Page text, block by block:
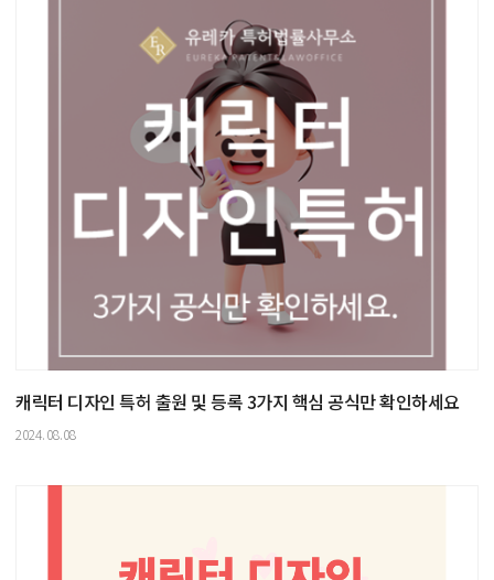
캐릭터 디자인 특허 출원 및 등록 3가지 핵심 공식만 확인하세요
2024.08.08